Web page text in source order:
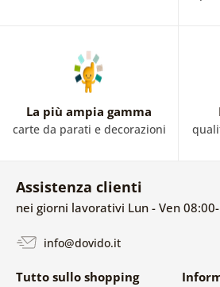
La più ampia gamma
carte da parati e decorazioni
Assistenza clienti
nei giorni lavorativi Lun - Ven
info@dovido.it
Tutto sullo shopping